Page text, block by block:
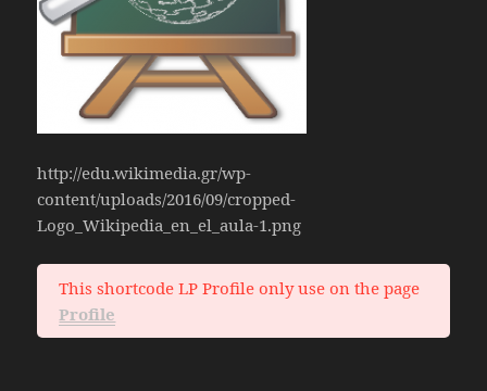
http://edu.wikimedia.gr/wp-
content/uploads/2016/09/cropped-
Logo_Wikipedia_en_el_aula-1.png
This shortcode LP Profile only use on the page
Profile